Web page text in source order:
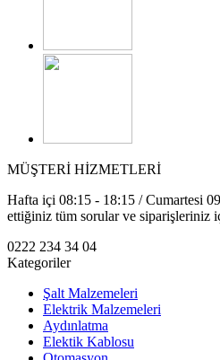
MÜŞTERİ HİZMETLERİ
Hafta içi 08:15 - 18:15 / Cumartesi
ettiğiniz tüm sorular ve siparişleriniz
0222 234 34 04
Kategoriler
Şalt Malzemeleri
Elektrik Malzemeleri
Aydınlatma
Elektik Kablosu